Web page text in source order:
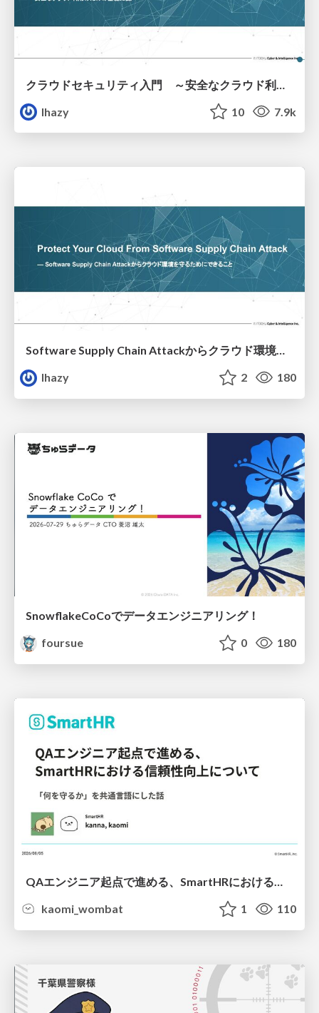
lhazy
10 7.9k
Software Supply Chain Attackからクラウド環境を守るためにできること
lhazy
2 180
SnowflakeCoCoでデータエンジニアリング！
foursue
0 180
kaomi_wombat
1 110